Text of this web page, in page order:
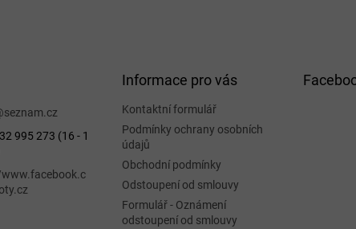
seznam.cz
995 273 (16 - 1
Informace pro vás
Kontaktní formulář
Podmínky ochrany osobních
údajů
Obchodní podmínky
Odstoupení od smlouvy
Formulář - Oznámení
odstoupení od smlouvy